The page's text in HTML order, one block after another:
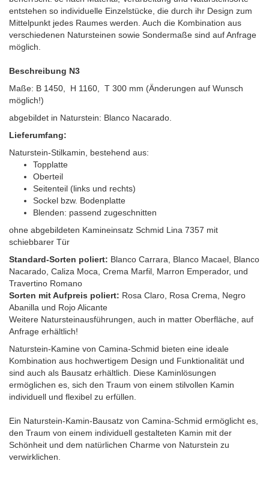
entstehen so individuelle Einzelstücke, die durch ihr Design zum
Mittelpunkt jedes Raumes werden. Auch die Kombination aus
verschiedenen Natursteinen sowie Sondermaße sind auf Anfrage
möglich.
Beschreibung N3
Maße: B 1450, H 1160, T 300 mm (Änderungen auf Wunsch
möglich!)
abgebildet in Naturstein: Blanco Nacarado.
Lieferumfang:
Naturstein-Stilkamin, bestehend aus:
Topplatte
Oberteil
Seitenteil (links und rechts)
Sockel bzw. Bodenplatte
Blenden: passend zugeschnitten
ohne abgebildeten Kamineinsatz Schmid Lina 7357 mit
schiebbarer Tür
Standard-Sorten poliert: Blanco Carrara, Blanco Macael, Blanco
Nacarado, Caliza Moca, Crema Marfil, Marron Emperador, und
Travertino Romano
Sorten mit Aufpreis poliert: Rosa Claro, Rosa Crema, Negro
Abanilla und Rojo Alicante
Weitere Natursteinausführungen, auch in matter Oberfläche, auf
Anfrage erhältlich!
Naturstein-Kamine von Camina-Schmid bieten eine ideale
Kombination aus hochwertigem Design und Funktionalität und
sind auch als Bausatz erhältlich. Diese Kaminlösungen
ermöglichen es, sich den Traum von einem stilvollen Kamin
individuell und flexibel zu erfüllen.
Ein Naturstein-Kamin-Bausatz von Camina-Schmid ermöglicht es,
den Traum von einem individuell gestalteten Kamin mit der
Schönheit und dem natürlichen Charme von Naturstein zu
verwirklichen.